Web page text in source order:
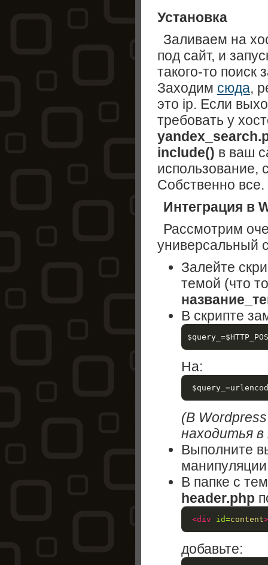
Установка
Заливаем на
под сайт, и
такого-то
Заходим сюда,
это ip. Если
требовать у
include() в ваш
использование,
Собственно все.
Интеграция в
Рассмотрим
универсальный
Залейте
темой (что
В скрипте
На:
(В
находитья
Выполните
В папке c
header.php
<div id=content>
добавьте: